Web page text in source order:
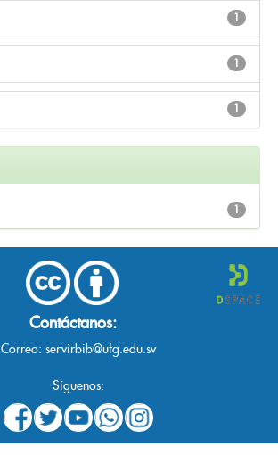
1
1
1
1
Contáctanos:
Correo: servirbib@ufg.edu.sv
Síguenos: